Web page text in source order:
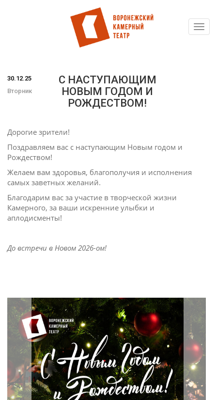
30.12.25
Вторник
С НАСТУПАЮЩИМ
НОВЫМ ГОДОМ И
РОЖДЕСТВОМ!
Дорогие зрители!
Поздравляем вас с наступающим Новым годом и
Рождеством!
Желаем вам здоровья, благополучия и исполнения
самых заветных желаний.
Благодарим вас за участие в творческой жизни
Камерного, за ваши искренние улыбки и
аплодисменты!
До встречи в Новом 2026-ом!